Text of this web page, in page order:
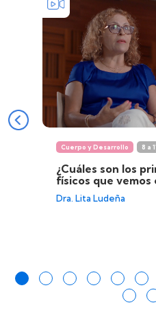
Cuerpo y Desarrollo 8 a
¿Cuáles son los
físicos que vemos
Dra. Lita Ludeña